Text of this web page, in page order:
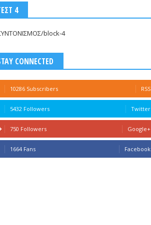
4
block-4
CONNECTED
10286 Subscribers RSS
5432 Followers Twitter
750 Followers Google+
1664 Fans Facebook